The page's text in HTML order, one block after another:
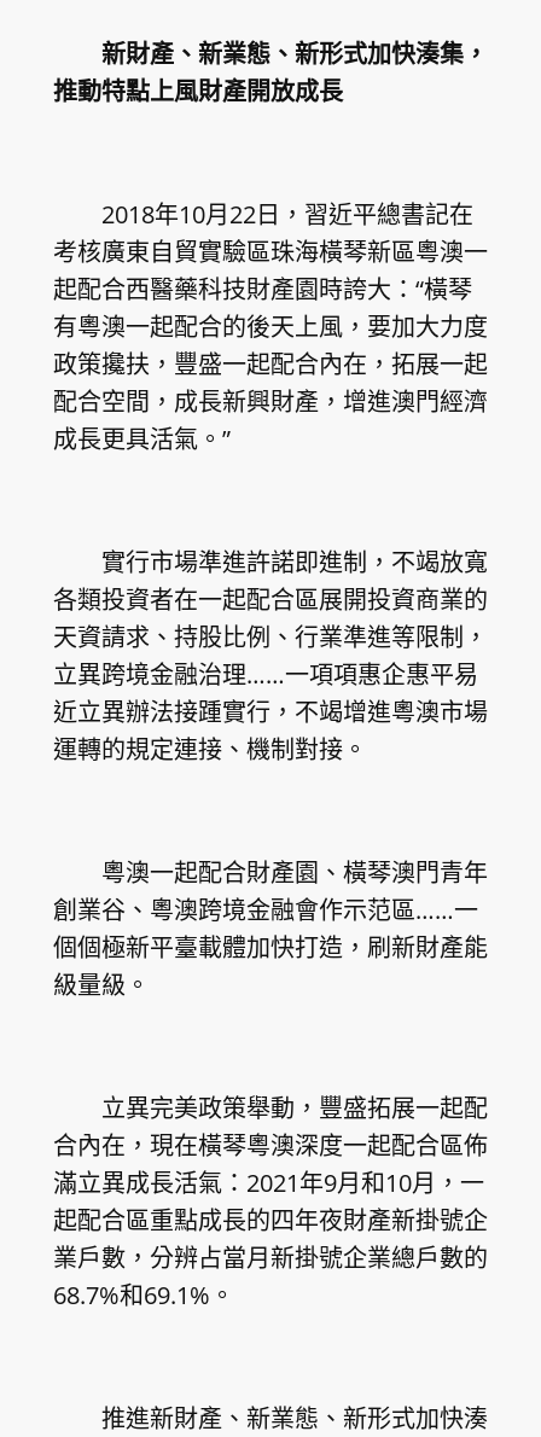
新財產、新業態、新形式加快湊集，
推動特點上風財產開放成長
2018年10月22日，習近平總書記在
考核廣東自貿實驗區珠海橫琴新區粵澳一
起配合西醫藥科技財產園時誇大：“橫琴
有粵澳一起配合的後天上風，要加大力度
政策攙扶，豐盛一起配合內在，拓展一起
配合空間，成長新興財產，增進澳門經濟
成長更具活氣。”
實行市場準進許諾即進制，不竭放寬
各類投資者在一起配合區展開投資商業的
天資請求、持股比例、行業準進等限制，
立異跨境金融治理……一項項惠企惠平易
近立異辦法接踵實行，不竭增進粵澳市場
運轉的規定連接、機制對接。
粵澳一起配合財產園、橫琴澳門青年
創業谷、粵澳跨境金融會作示范區……一
個個極新平臺載體加快打造，刷新財產能
級量級。
立異完美政策舉動，豐盛拓展一起配
合內在，現在橫琴粵澳深度一起配合區佈
滿立異成長活氣：2021年9月和10月，一
起配合區重點成長的四年夜財產新掛號企
業戶數，分辨占當月新掛號企業總戶數的
68.7%和69.1%。
推進新財產、新業態、新形式加快湊